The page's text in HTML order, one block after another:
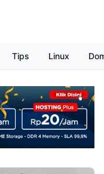
Tips Linux